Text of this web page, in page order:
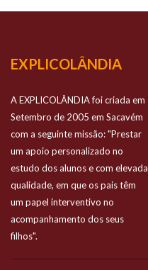
EXPLICOLÂNDIA
A EXPLICOLÂNDIA foi criada em
Setembro de 2005 em Sacavém
com a seguinte missão: "Prestar
um apoio personalizado no
estudo dos alunos e com elevada
qualidade, em que os pais têm
um papel interventivo no
acompanhamento dos seus
filhos".